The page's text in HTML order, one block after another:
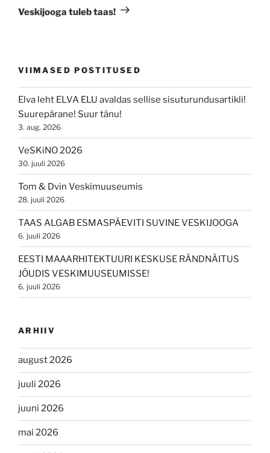
Post
Veskijooga tuleb taas!
VIIMASED POSTITUSED
Elva leht ELVA ELU avaldas sellise sisuturundusartikli!
Suurepärane! Suur tänu!
3. aug. 2026
VeSKiNO 2026
30. juuli 2026
Tom & Dvin Veskimuuseumis
28. juuli 2026
TAAS ALGAB ESMASPÄEVITI SUVINE VESKIJOOGA
6. juuli 2026
EESTI MAAARHITEKTUURI KESKUSE RÄNDNÄITUS
JÕUDIS VESKIMUUSEUMISSE!
6. juuli 2026
ARHIIV
august 2026
juuli 2026
juuni 2026
mai 2026